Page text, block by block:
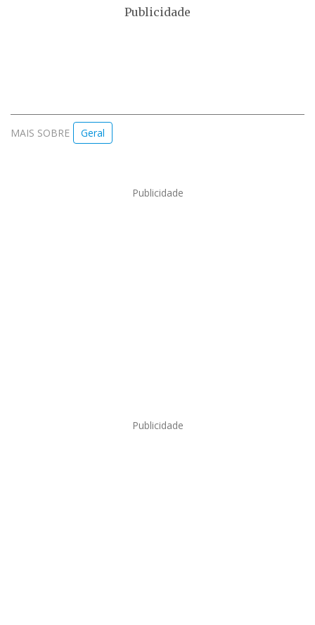
Publicidade
MAIS SOBRE Geral
Publicidade
Publicidade